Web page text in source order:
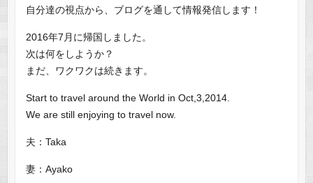
自分達の視点から、ブログを通して情報発信します！
2016年7月に帰国しました。
次は何をしようか？
まだ、ワクワクは続きます。
Start to travel around the World in Oct,3,2014.
We are still enjoying to travel now.
夫：Taka
妻：Ayako